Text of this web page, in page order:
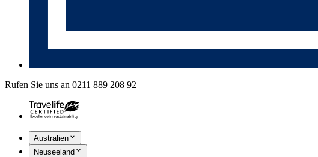
Rufen Sie uns an 0211 889 208 92
Australien
Neuseeland